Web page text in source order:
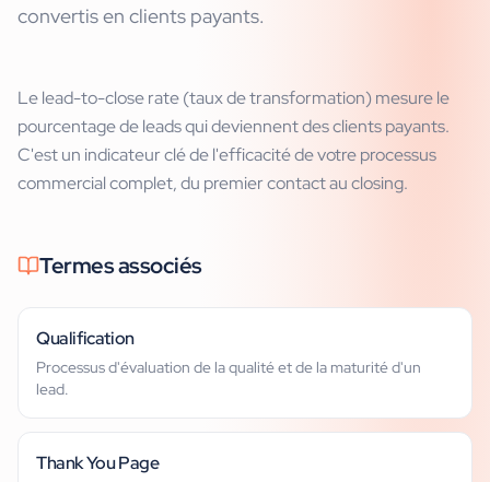
convertis en clients payants.
Le lead-to-close rate (taux de transformation) mesure le
pourcentage de leads qui deviennent des clients payants.
C'est un indicateur clé de l'efficacité de votre processus
commercial complet, du premier contact au closing.
Termes associés
Qualification
Processus d'évaluation de la qualité et de la maturité d'un
lead.
Thank You Page